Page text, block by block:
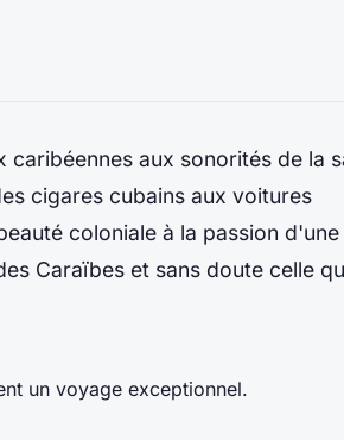
aux sonorités de la
cigares cubains aux voitures
coloniale à la passion d'une
Caraïbes et sans doute celle
un voyage exceptionnel.